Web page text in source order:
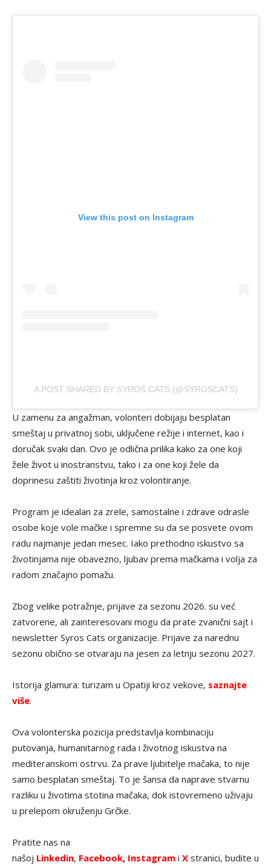
View this post on Instagram
A POST SHARED BY SYROS CATS (@SYROSCATS)
U zamenu za angažman, volonteri dobijaju besplatan
smeštaj u privatnoj sobi, uključene režije i internet, kao i
doručak svaki dan. Ovo je odlična prilika kako za one koji
žele život u inostranstvu, tako i za one koji žele da
doprinesu zaštiti životinja kroz volontiranje.
Program je idealan za zrele, samostalne i zdrave odrasle
osobe koje vole mačke i spremne su da se posvete ovom
radu najmanje jedan mesec. Iako prethodno iskustvo sa
životinjama nije obavezno, ljubav prema mačkama i volja za
radom značajno pomažu.
Zbog velike potražnje, prijave za sezonu 2026. su već
zatvorene, ali zainteresovani mogu da prate zvanični sajt i
newsletter Syros Cats organizacije. Prijave za narednu
sezonu obično se otvaraju na jesen za letnju sezonu 2027.
Istorija glamura: turizam u Opatiji kroz vekove, saznajte
više.
Ova volonterska pozicija predstavlja kombinaciju
putovanja, humanitarnog rada i životnog iskustva na
mediteranskom ostrvu. Za prave ljubitelje mačaka, to nije
samo besplatan smeštaj. To je šansa da naprave stvarnu
razliku u životima stotina mačaka, dok istovremeno uživaju
u prelepom okruženju Grčke.
Pratite nas na
našoj Linkedin, Facebook, Instagram i X stranici, budite u